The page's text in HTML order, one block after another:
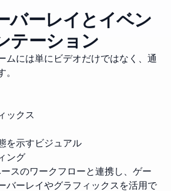
バーレイとイベン
テーション
ムには単にビデオだけではなく、通
。
ックス
を示すビジュアル
ング
スのワークフローと連携し、ゲー
バーレイやグラフィックスを活用で